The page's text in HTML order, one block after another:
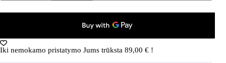
Iki nemokamo pristatymo Jums trūksta 89,00 € !